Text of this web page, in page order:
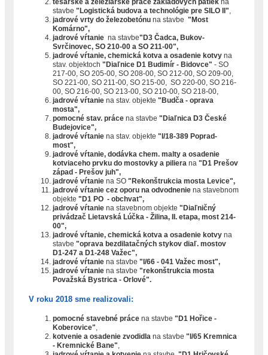
stavbe "Logistická budova a technológie pre SILO II"
jadrové vrty do železobetónu na stavbe "Most
Komárno",
jadrové vŕtanie na stavbe"D3 Čadca, Bukov-
Svrčinovec, SO 210-00 a SO 211-00",
jadrové vŕtanie, chemická kotva a osadenie kotvy na
stav. objektoch "Diaľnice D1 Budimír - Bidovce" - SO
217-00, SO 205-00, SO 208-00, SO 212-00, SO 209-00,
SO 221-00, SO 211-00, SO 215-00, SO 220-00, SO 216-
00, SO 216-00, SO 213-00, SO 210-00, SO 218-00,
jadrové vŕtanie na stav. objekte "Budča - oprava
mosta",
pomocné stav. práce na stavbe "Diaľnica D3 České
Budejovice",
jadrové vŕtanie na stav. objekte "I/18-389 Poprad-
most",
jadrové vŕtanie, dodávka chem. malty a osadenie
kotviaceho prvku do mostovky a piliera na "D1 Prešov
západ - Prešov juh",
jadrové vŕtanie na SO "Rekonštrukcia mosta Levice",
jadrové vŕtanie cez oporu na odvodnenie na stavebnom
objekte "D1 PO - obchvat",
jadrové vŕtanie na stavebnom objekte "Diaľničný
privádzač Lietavská Lúčka - Žilina, II. etapa, most 214-
00",
jadrové vŕtanie, chemická kotva a osadenie kotvy na
stavbe "oprava bezdilatačných stykov diaľ. mostov
D1-247 a D1-248 Važec",
jadrové vŕtanie na stavbe "I/66 - 041 Važec most",
jadrové vŕtanie na stavbe "rekonštrukcia mosta
Považská Bystrica - Orlové".
V roku 2018 sme realizovali:
pomocné stavebné práce na stavbe "D1 Hořice -
Koberovice"
kotvenie a osadenie zvodidla na stavbe "I/65 Kremnica
- Kremnické Bane"